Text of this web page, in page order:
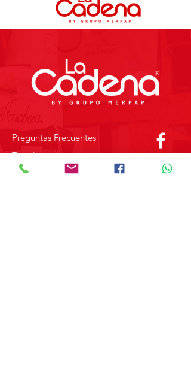
Preguntas Frecuentes
Tienda
Sobre Nosotros